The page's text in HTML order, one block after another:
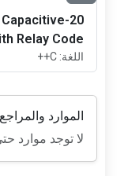
Capacitive
Relay Code
اللغة: C++
الموارد والمراجع
لا توجد موارد حتى